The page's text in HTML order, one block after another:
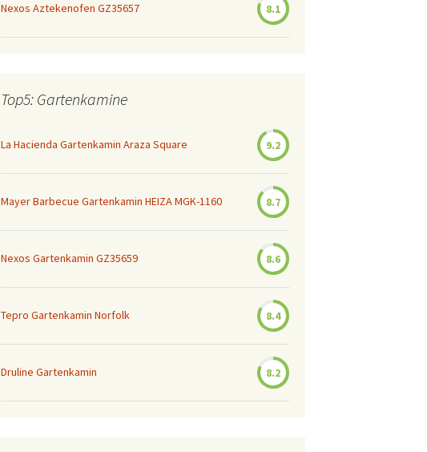
Nexos Aztekenofen GZ35657 8.1
Top5: Gartenkamine
La Hacienda Gartenkamin Araza Square 9.2
Mayer Barbecue Gartenkamin HEIZA MGK-1160 8.7
Nexos Gartenkamin GZ35659 8.6
Tepro Gartenkamin Norfolk 8.4
Druline Gartenkamin 8.2